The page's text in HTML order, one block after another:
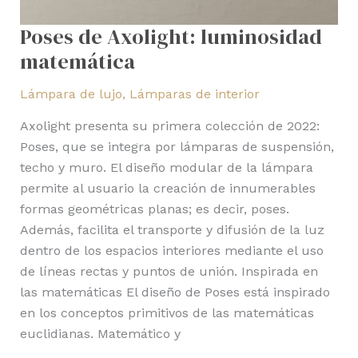
Poses de Axolight: luminosidad
matemática
Lámpara de lujo, Lámparas de interior
Axolight presenta su primera colección de 2022:
Poses, que se integra por lámparas de suspensión,
techo y muro. El diseño modular de la lámpara
permite al usuario la creación de innumerables
formas geométricas planas; es decir, poses.
Además, facilita el transporte y difusión de la luz
dentro de los espacios interiores mediante el uso
de líneas rectas y puntos de unión. Inspirada en
las matemáticas El diseño de Poses está inspirado
en los conceptos primitivos de las matemáticas
euclidianas. Matemático y